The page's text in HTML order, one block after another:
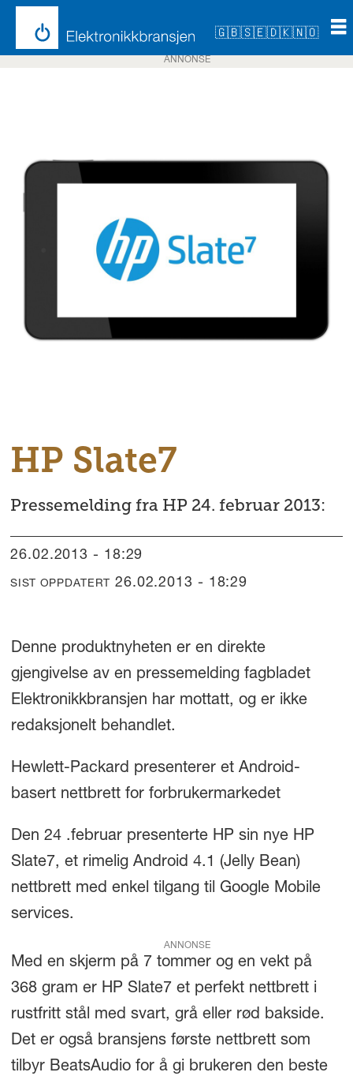
🇬🇧🇸🇪🇩🇰🇳🇴
ANNONSE
HP Slate7
Pressemelding fra HP 24. februar 2013:
26.02.2013 - 18:29
SIST OPPDATERT 26.02.2013 - 18:29
Denne produktnyheten er en direkte
gjengivelse av en pressemelding fagbladet
Elektronikkbransjen har mottatt, og er ikke
redaksjonelt behandlet.
Hewlett-Packard presenterer et Android-
basert nettbrett for forbrukermarkedet
Den 24 .februar presenterte HP sin nye HP
Slate7, et rimelig Android 4.1 (Jelly Bean)
nettbrett med enkel tilgang til Google Mobile
services.
ANNONSE
Med en skjerm på 7 tommer og en vekt på
368 gram er HP Slate7 et perfekt nettbrett i
rustfritt stål med svart, grå eller rød bakside.
Det er også bransjens første nettbrett som
tilbyr BeatsAudio for å gi brukeren den beste